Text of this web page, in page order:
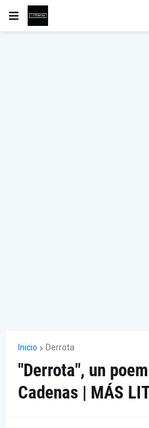
Inicio Derrota
"Derrota", un
Cadenas | MÁS